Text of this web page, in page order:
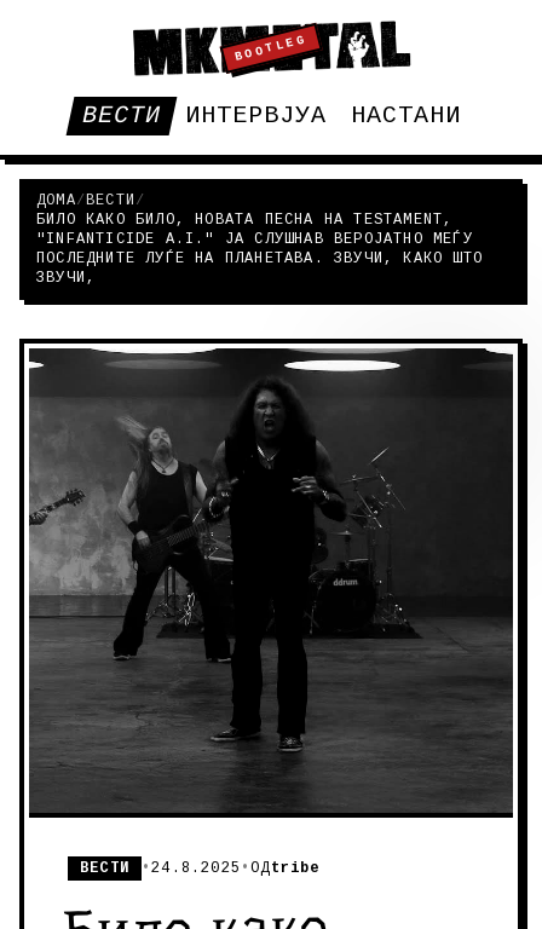
BOOTLEG
ВЕСТИ ИНТЕРВЈУА НАСТАНИ
ДОМА/ВЕСТИ /
БИЛО КАКО БИЛО, НОВАТА ПЕСНА НА TESTAMENT,
"INFANTICIDE A.I." ЈА СЛУШНАВ ВЕРОЈАТНО МЕЃУ
ПОСЛЕДНИТЕ ЛУЃЕ НА ПЛАНЕТАВА. ЗВУЧИ, КАКО ШТО
ЗВУЧИ,
ВЕСТИ •24.8.2025 •ОДtribe